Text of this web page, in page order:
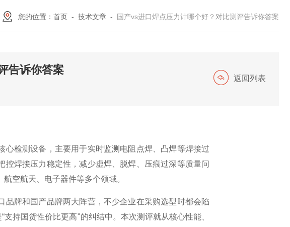
您的位置： 首页 - 技术文章 - 国产vs进口焊点压力计哪个好？对比测评告诉你答案
告诉你答案
返回列表
心检测设备，主要用于实时监测电阻点焊、凸焊等焊接过
控焊接压力稳定性，减少虚焊、脱焊、压痕过深等质量问
空航天、电子器件等多个领域。
品牌和国产品牌两大阵营，不少企业在采购选型时都会陷
“支持国货性价比更高"的纠结中。本次测评就从核心性能、